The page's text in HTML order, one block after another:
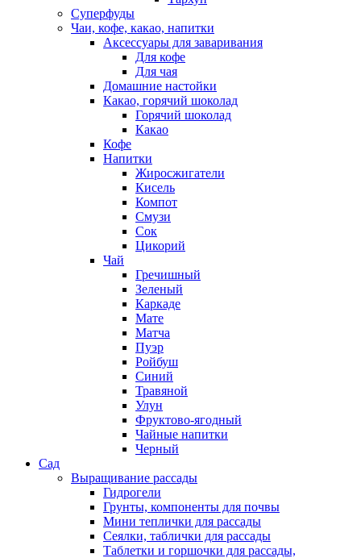
Суперфуды
Чаи, кофе, какао, напитки
Аксессуары для заваривания
Для кофе
Для чая
Домашние настойки
Какао, горячий шоколад
Горячий шоколад
Какао
Кофе
Напитки
Жиросжигатели
Кисель
Компот
Смузи
Сок
Цикорий
Чай
Гречишный
Зеленый
Каркаде
Мате
Матча
Пуэр
Ройбуш
Синий
Травяной
Улун
Фруктово-ягодный
Чайные напитки
Черный
Сад
Выращивание рассады
Гидрогели
Грунты, компоненты для почвы
Мини теплички для рассады
Сеялки, таблички для рассады
Таблетки и горшочки для рассады,